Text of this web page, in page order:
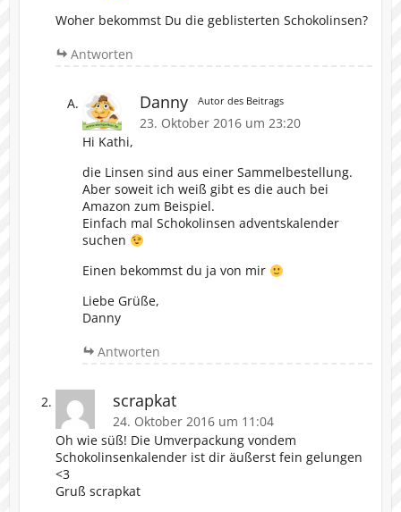
Woher bekommst Du die geblisterten Schokolinsen?
Antworten
Danny Autor des Beitrags
23. Oktober 2016 um 23:20
Hi Kathi,
die Linsen sind aus einer Sammelbestellung.
Aber soweit ich weiß gibt es die auch bei
Amazon zum Beispiel.
Einfach mal Schokolinsen adventskalender
suchen
Einen bekommst du ja von mir
Liebe Grüße,
Danny
Antworten
scrapkat
24. Oktober 2016 um 11:04
Oh wie süß! Die Umverpackung vondem
Schokolinsenkalender ist dir äußerst fein gelungen
<3
Gruß scrapkat